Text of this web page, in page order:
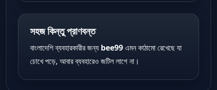
সহজ কিন্তু প্রাণবন্ত
বাংলাদেশি ব্যবহারকারীর জন্য bee99এমন কাঠামো রেখেছে যা
চোখে পড়ে, আবার ব্যবহারেও জটিল লাগে না।